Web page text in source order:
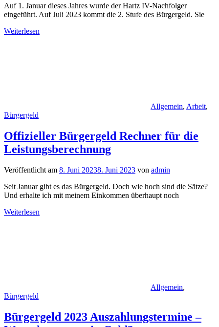
Auf 1. Januar dieses Jahres wurde der Hartz IV-Nachfolger
eingeführt. Auf Juli 2023 kommt die 2. Stufe des Bürgergeld. Sie
Weiterlesen
Allgemein, Arbeit,
Bürgergeld
Offizieller Bürgergeld Rechner für die
Leistungsberechnung
Veröffentlicht am 8. Juni 20238. Juni 2023 von admin
Seit Januar gibt es das Bürgergeld. Doch wie hoch sind die Sätze?
Und erhalte ich mit meinem Einkommen überhaupt noch
Weiterlesen
Allgemein,
Bürgergeld
Bürgergeld 2023 Auszahlungstermine –